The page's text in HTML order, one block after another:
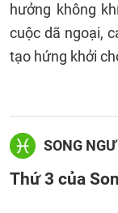
hưởng không
cuộc dã ngoại,
tạo hứng khởi
SONG
Thứ 3 của